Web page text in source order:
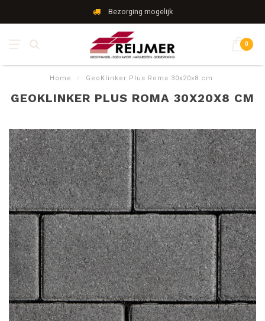
Bezorging mogelijk
0
Home / GeoKlinker Plus Roma 30x20x8 cm
GEOKLINKER PLUS ROMA 30X20X8 CM